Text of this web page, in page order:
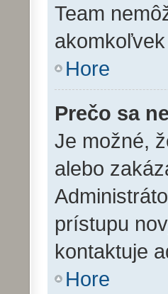
Team
Hore
Prečo sa
Je možné,
alebo
prístupu
kontaktuje
Hore